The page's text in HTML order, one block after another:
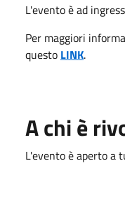
L'evento è ad
Per maggiori
questo LINK.
A chi è
L'evento è aperto a